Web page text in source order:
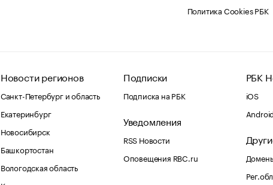
Политика Cookies РБК
Новости регионов
Санкт-Петербург и область
Екатеринбург
Новосибирск
Башкортостан
Вологодская область
Подписки
Подписка на РБК
Уведомления
RSS Новости
Оповещения RBC.ru
РБК
iOS